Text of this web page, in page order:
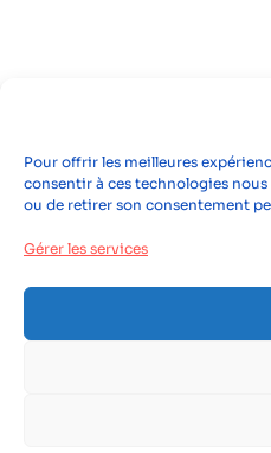
Pour offrir les meilleures
consentir à ces technologies
ou de retirer son consentement
Gérer les services